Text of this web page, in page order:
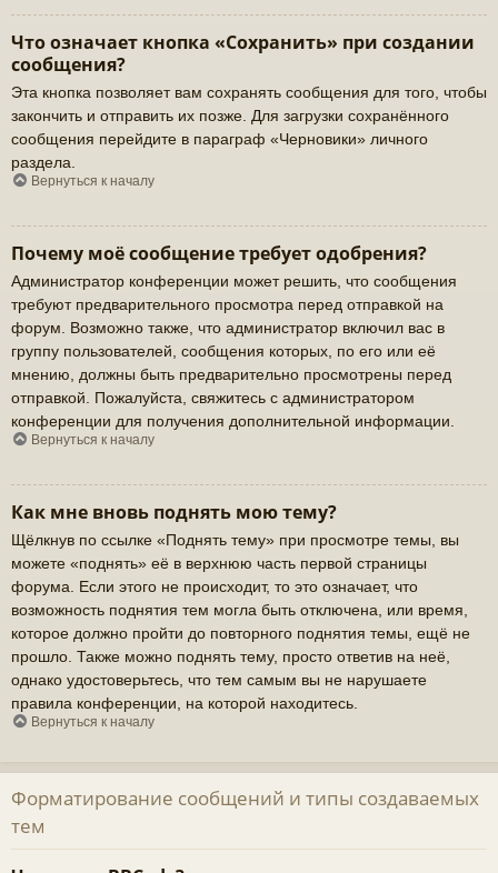
Что означает кнопка «Сохранить» при создании
сообщения?
Эта кнопка позволяет вам сохранять сообщения для того, чтобы
закончить и отправить их позже. Для загрузки сохранённого
сообщения перейдите в параграф «Черновики» личного
раздела.
Вернуться к началу
Почему моё сообщение требует одобрения?
Администратор конференции может решить, что сообщения
требуют предварительного просмотра перед отправкой на
форум. Возможно также, что администратор включил вас в
группу пользователей, сообщения которых, по его или её
мнению, должны быть предварительно просмотрены перед
отправкой. Пожалуйста, свяжитесь с администратором
конференции для получения дополнительной информации.
Вернуться к началу
Как мне вновь поднять мою тему?
Щёлкнув по ссылке «Поднять тему» при просмотре темы, вы
можете «поднять» её в верхнюю часть первой страницы
форума. Если этого не происходит, то это означает, что
возможность поднятия тем могла быть отключена, или время,
которое должно пройти до повторного поднятия темы, ещё не
прошло. Также можно поднять тему, просто ответив на неё,
однако удостоверьтесь, что тем самым вы не нарушаете
правила конференции, на которой находитесь.
Вернуться к началу
Форматирование сообщений и типы создаваемых
тем